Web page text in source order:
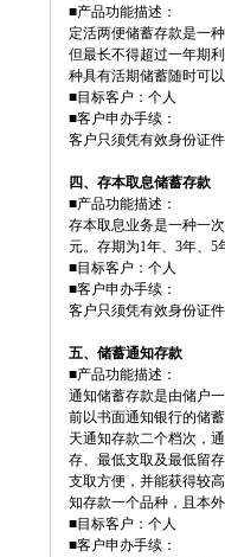
■产品功能描述：
定活两便储蓄存款是一
但最长不得超过一年期
种具有活期储蓄随时可
■目标客户：个人
■客户申办手续：
客户只须凭有效身份证
四、存本取息储蓄存款
■产品功能描述：
存本取息业务是一种一
元。存期为1年、 3年、 5
■目标客户：个人
■客户申办手续：
客户只须凭有效身份证
五、储蓄通知存款
■产品功能描述：
通知储蓄存款是由储户
前以书面通知银行的储
天通知存款二个档次，
存、最低支取及最低留
支取方便，并能获得较
知存款一个品种，且本
■目标客户：个人
■客户申办手续：